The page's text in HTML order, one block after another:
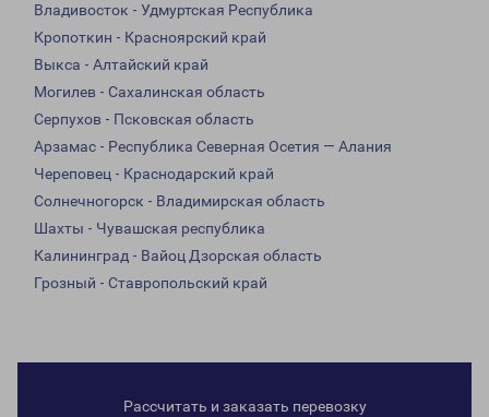
Владивосток - Удмуртская Республика
Кропоткин - Красноярский край
Выкса - Алтайский край
Могилев - Сахалинская область
Серпухов - Псковская область
Арзамас - Республика Северная Осетия — Алания
Череповец - Краснодарский край
Солнечногорск - Владимирская область
Шахты - Чувашская республика
Калининград - Вайоц Дзорская область
Грозный - Ставропольский край
Рассчитать и заказать перевозку